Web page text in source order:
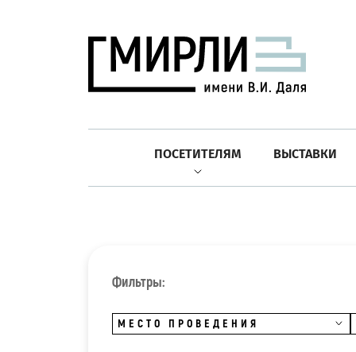
ПОСЕТИТЕЛЯМ ВЫСТАВКИ
Фильтры:
МЕСТО ПРОВЕДЕНИЯ